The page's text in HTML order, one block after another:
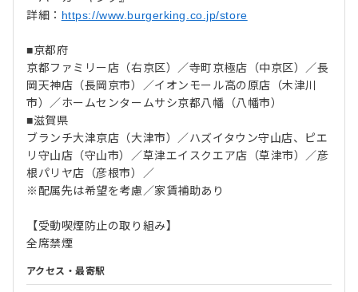
詳細： https://www.burgerking.co.jp/store
■京都府
京都ファミリー店（右京区）／寺町京極店（中京区）／長
岡天神店（長岡京市）／イオンモール高の原店（木津川
市）／ホームセンタームサシ京都八幡（八幡市）
■滋賀県
ブランチ大津京店（大津市）／ハズイタウン守山店、ピエ
リ守山店（守山市）／草津エイスクエア店（草津市）／彦
根パリヤ店（彦根市）／
※配属先は希望を考慮／家賃補助あり
【受動喫煙防止の取り組み】
全席禁煙
アクセス・最寄駅